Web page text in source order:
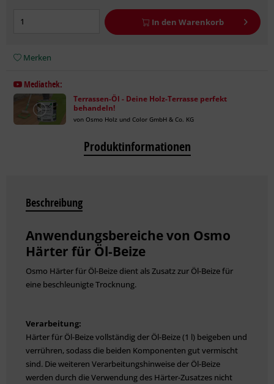
In den Warenkorb
Merken
Mediathek:
Terrassen-Öl - Deine Holz-Terrasse perfekt
behandeln!
von Osmo Holz und Color GmbH & Co. KG
Produktinformationen
Beschreibung
Anwendungsbereiche von Osmo
Härter für Öl-Beize
Osmo Härter für Öl-Beize dient als Zusatz zur Öl-Beize für
eine beschleunigte Trocknung.
Verarbeitung:
Härter für Öl-Beize vollständig der Öl-Beize (1 l) beigeben und
verrühren, sodass die beiden Komponenten gut vermischt
sind. Die weiteren Verarbeitungshinweise der Öl-Beize
werden durch die Verwendung des Härter-Zusatzes nicht